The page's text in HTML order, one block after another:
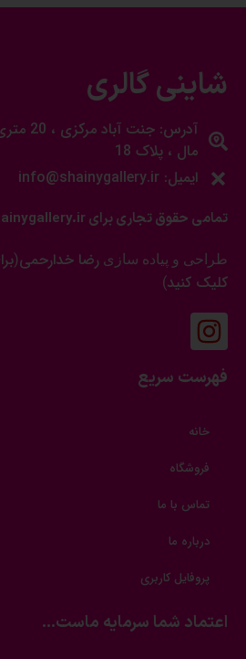
شاینی گالری
آدرس:
مال ، پلاک 18
ایمیل: info@shainygallery.ir
تمامی حقوق تجاری برای shainygallery.ir محفوظ است.
طراحی و پیاده سازی رضا خدارحمی(
کلیک کنید)
فهرست سریع
خانه
فروشگاه
تماس با ما
درباره ما
پروفایل کاربری
اعتماد شما سرمایه ماست...